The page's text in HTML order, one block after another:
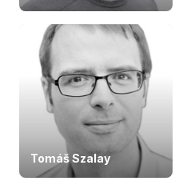
Tomáš Szalay